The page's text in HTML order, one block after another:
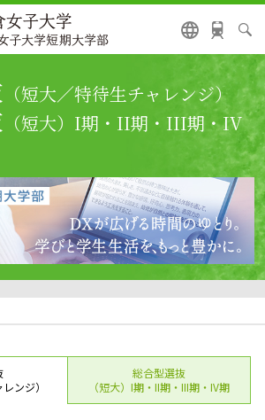
（短大／特待生チャレンジ）
（短大）I期・II期・III期・IV
ンジ）
総合型選抜
（短大）I期・II期・III期・IV期